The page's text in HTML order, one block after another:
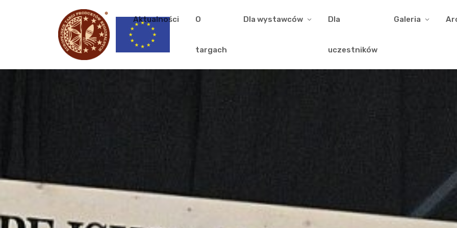
Aktualności O
targach
Dla wystawców Dla
uczestników
Galeria